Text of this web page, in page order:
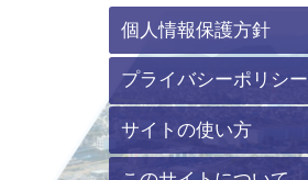
個人情報保護方針
プライバシーポリシー
サイトの使い方